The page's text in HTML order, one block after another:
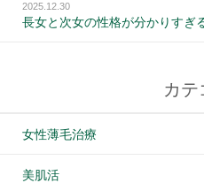
2025.12.30
長女と次女の性格が分かりすぎ
カテ
女性薄毛治療
美肌活